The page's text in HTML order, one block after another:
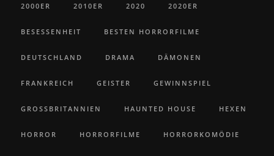
2000ER 2010ER 2020 2020ER
BESESSENHEIT BESTEN HORRORFILME
DEUTSCHLAND DRAMA DÄMONEN
FRANKREICH GEISTER GEWINNSPIEL
GROSSBRITANNIEN HAUNTED HOUSE HEXEN
HORROR HORRORFILME HORRORKOMÖDIE